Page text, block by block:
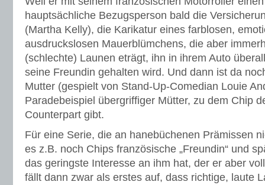
hauptsächliche Bezugsperson bald die
(Martha Kelly), die Karikatur eines farblosen,
ausdruckslosen Mauerblümchens, die aber
(schlechte) Launen eträgt, ihn in ihrem Auto
seine Freundin gehalten wird. Und dann ist da
Mutter (gespielt von Stand-Up-Comedian Louie
Paradebeispiel übergriffiger Mütter, zu dem Chip
Counterpart gibt.
Für eine Serie, die an hanebüchenen Prämissen
es z.B. noch Chips französische „Freundin“ und
das geringste Interesse an ihm hat, der er aber
fällt dann zwar als erstes auf, dass richtige, laute